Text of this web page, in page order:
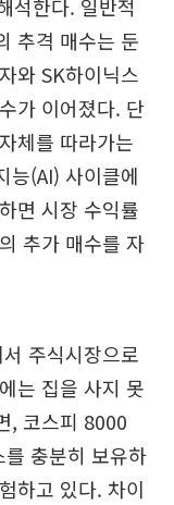
석한다. 일반적
추격 매수는 둔
와 SK하이닉스
가 이어졌다. 단
체를 따라가는
능(AI) 사이클에
면 시장 수익률
추가 매수를 자
주식시장으로
는 집을 사지 못
, 코스피 8000
충분히 보유하
하고 있다. 차이